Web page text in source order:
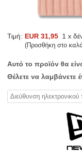
Τιμή: EUR 31,95 1 x
(Προσθήκη στο
Αυτό το προϊόν θα
Θέλετε να λαμβάνετε